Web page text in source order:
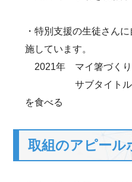
・特別支援の生徒さん
施しています。
2021年 マイ箸づく
サブタイトル：自
を食べる
取組のアピール